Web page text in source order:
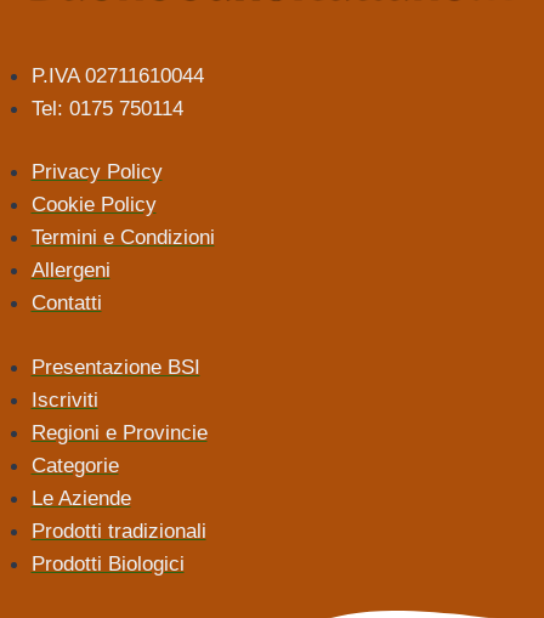
P.IVA 02711610044
Tel: 0175 750114
Privacy Policy
Cookie Policy
Termini e Condizioni
Allergeni
Contatti
Presentazione BSI
Iscriviti
Regioni e Provincie
Categorie
Le Aziende
Prodotti tradizionali
Prodotti Biologici